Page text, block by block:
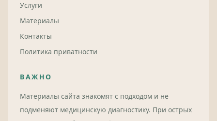
Услуги
Материалы
Контакты
Политика приватности
ВАЖНО
Материалы сайта знакомят с подходом и не
подменяют медицинскую диагностику. При острых